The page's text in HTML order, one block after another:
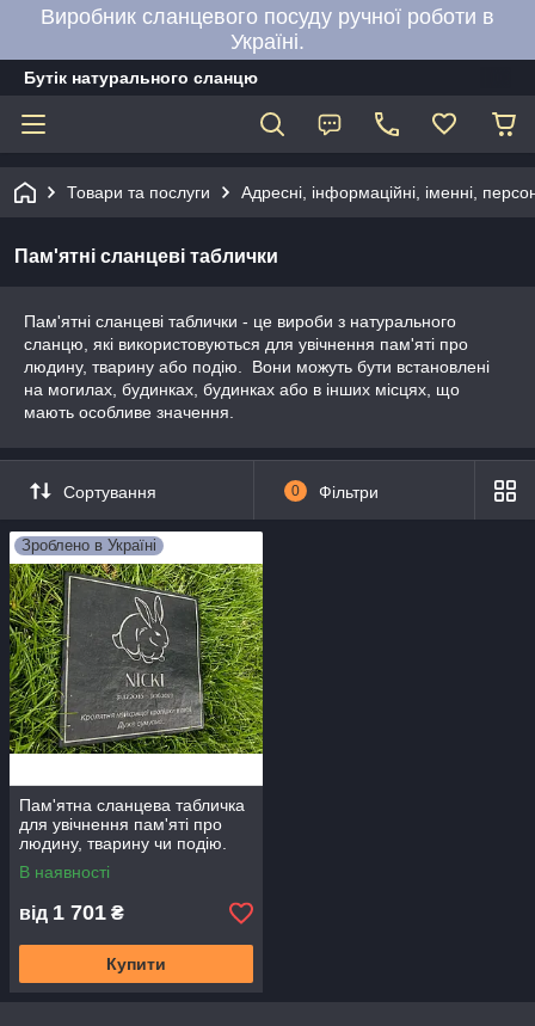
Виробник сланцевого посуду ручної роботи в
Україні.
Бутік натурального сланцю
Товари та послуги Адресні, інформаційні, іменні,
Пам'ятні сланцеві таблички
Пам'ятні сланцеві таблички - це вироби з натурального
сланцю, які використовуються для увічнення пам'яті про
людину, тварину або подію. Вони можуть бути встановлені
на могилах, будинках, будинках або в інших місцях, що
мають особливе значення.
Сортування 0 Фільтри
Зроблено в Україні
Пам'ятна сланцева табличка
для увічнення пам'яті про
людину, тварину чи подію.
В наявності
від 1 701 ₴
Купити